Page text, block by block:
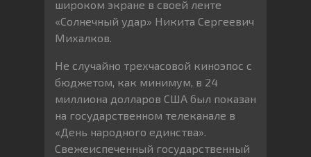
широком экране в своей ленте
«Солнечный удар» Никита Сергеевич
Михалков.
Не случайно трехчасовой киноэпос с
бюджетом, как минимум, в 24
миллиона долларов США был показан
на государственном телеканале в
«День народного единства».
Свежеиспеченный государственный